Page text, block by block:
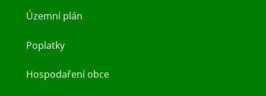
Územní plán
Poplatky
Hospodaření obce